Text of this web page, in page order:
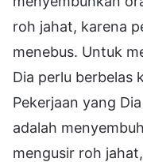
roh jahat, karena
menebus. Untuk
Dia perlu berbelas
Pekerjaan yang
adalah
mengusir roh